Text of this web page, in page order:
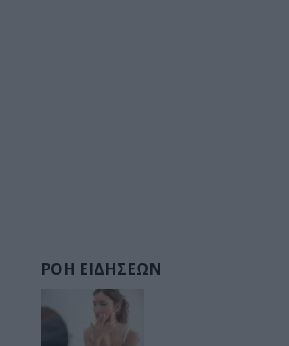
ΡΟΗ ΕΙΔΗΣΕΩΝ